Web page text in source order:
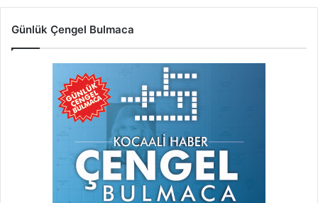
Günlük Çengel Bulmaca